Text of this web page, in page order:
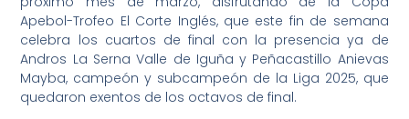
Apebol-Trofeo El Corte Inglés, que este fin de semana
celebra los cuartos de final con la presencia ya de
Andros La Serna Valle de Iguña y Peñacastillo Anievas
Mayba, campeón y subcampeón de la Liga 2025, que
quedaron exentos de los octavos de final.